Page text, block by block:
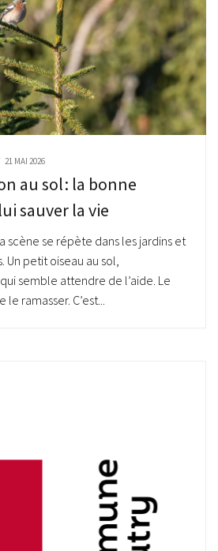
21 MAI 2026
au sol : la bonne
sauver la vie
scène se répète dans les jardins et
petit oiseau au sol,
semble attendre de l’aide. Le
ramasser. C’est...